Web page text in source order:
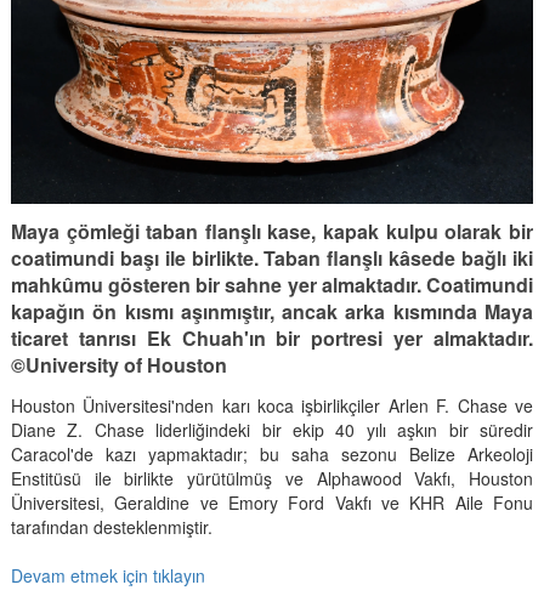
Maya çömleği taban flanşlı kase, kapak kulpu olarak bir
coatimundi başı ile birlikte. Taban flanşlı kâsede bağlı iki
mahkûmu gösteren bir sahne yer almaktadır. Coatimundi
kapağın ön kısmı aşınmıştır, ancak arka kısmında Maya
ticaret tanrısı Ek Chuah'ın bir portresi yer almaktadır.
©University of Houston
Houston Üniversitesi'nden karı koca işbirlikçiler Arlen F. Chase ve
Diane Z. Chase liderliğindeki bir ekip 40 yılı aşkın bir süredir
Caracol'de kazı yapmaktadır; bu saha sezonu Belize Arkeoloji
Enstitüsü ile birlikte yürütülmüş ve Alphawood Vakfı, Houston
Üniversitesi, Geraldine ve Emory Ford Vakfı ve KHR Aile Fonu
tarafından desteklenmiştir.
Devam etmek için tıklayın